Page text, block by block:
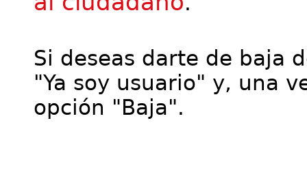
Si deseas darte de baja
"Ya soy usuario" y, una
opción "Baja".